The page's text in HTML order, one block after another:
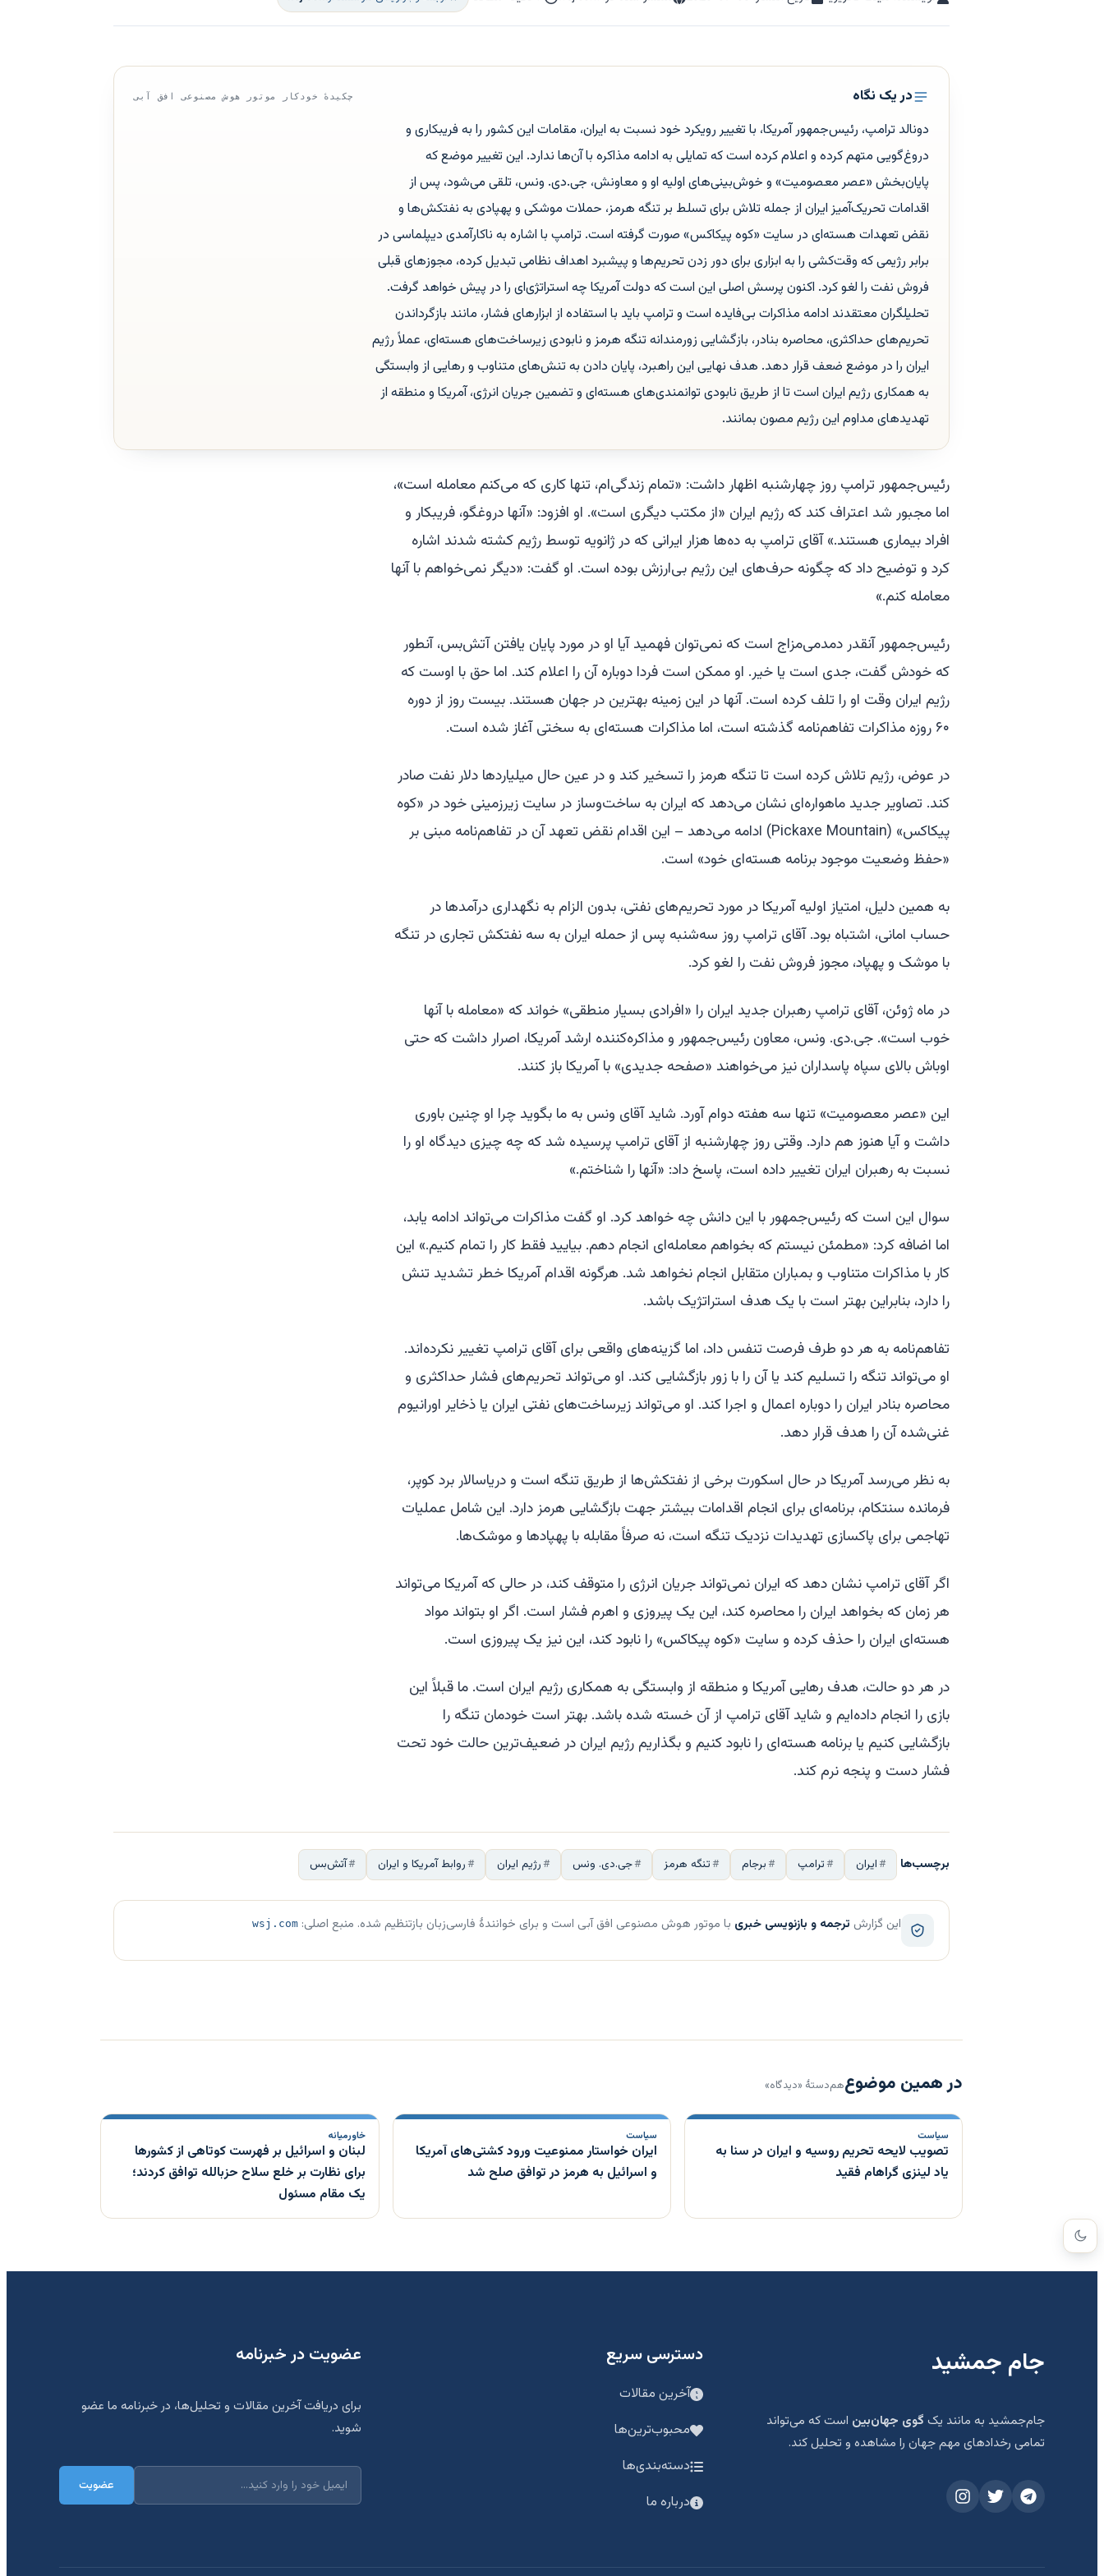
در یک نگاه چکیدهٔ خودکار موتور هوش مصنوعی افق آبی
دونالد ترامپ، رئیس‌جمهور آمریکا، با تغییر رویکرد خود نسبت به ایران، مقامات این کشور را به فریبکاری و
دروغ‌گویی متهم کرده و اعلام کرده است که تمایلی به ادامه مذاکره با آن‌ها ندارد. این تغییر موضع که
پایان‌بخش «عصر معصومیت» و خوش‌بینی‌های اولیه او و معاونش، جی.دی. ونس، تلقی می‌شود، پس از
اقدامات تحریک‌آمیز ایران از جمله تلاش برای تسلط بر تنگه هرمز، حملات موشکی و پهپادی به نفتکش‌ها و
نقض تعهدات هسته‌ای در سایت «کوه پیکاکس» صورت گرفته است. ترامپ با اشاره به ناکارآمدی دیپلماسی در
برابر رژیمی که وقت‌کشی را به ابزاری برای دور زدن تحریم‌ها و پیشبرد اهداف نظامی تبدیل کرده، مجوزهای قبلی
فروش نفت را لغو کرد. اکنون پرسش اصلی این است که دولت آمریکا چه استراتژی‌ای را در پیش خواهد گرفت.
تحلیلگران معتقدند ادامه مذاکرات بی‌فایده است و ترامپ باید با استفاده از ابزارهای فشار، مانند بازگرداندن
تحریم‌های حداکثری، محاصره بنادر، بازگشایی زورمندانه تنگه هرمز و نابودی زیرساخت‌های هسته‌ای، عملاً رژیم
ایران را در موضع ضعف قرار دهد. هدف نهایی این راهبرد، پایان دادن به تنش‌های متناوب و رهایی از وابستگی
به همکاری رژیم ایران است تا از طریق نابودی توانمندی‌های هسته‌ای و تضمین جریان انرژی، آمریکا و منطقه از
تهدیدهای مداوم این رژیم مصون بمانند.
رئیس‌جمهور ترامپ روز چهارشنبه اظهار داشت: «تمام زندگی‌ام، تنها کاری که می‌کنم معامله است»،
اما مجبور شد اعتراف کند که رژیم ایران «از مکتب دیگری است». او افزود: «آنها دروغگو، فریبکار و
افراد بیماری هستند.» آقای ترامپ به ده‌ها هزار ایرانی که در ژانویه توسط رژیم کشته شدند اشاره
کرد و توضیح داد که چگونه حرف‌های این رژیم بی‌ارزش بوده است. او گفت: «دیگر نمی‌خواهم با آنها
معامله کنم.»
رئیس‌جمهور آنقدر دمدمی‌مزاج است که نمی‌توان فهمید آیا او در مورد پایان یافتن آتش‌بس، آنطور
که خودش گفت، جدی است یا خیر. او ممکن است فردا دوباره آن را اعلام کند. اما حق با اوست که
رژیم ایران وقت او را تلف کرده است. آنها در این زمینه بهترین در جهان هستند. بیست روز از دوره
۶۰ روزه مذاکرات تفاهم‌نامه گذشته است، اما مذاکرات هسته‌ای به سختی آغاز شده است.
در عوض، رژیم تلاش کرده است تا تنگه هرمز را تسخیر کند و در عین حال میلیاردها دلار نفت صادر
کند. تصاویر جدید ماهواره‌ای نشان می‌دهد که ایران به ساخت‌وساز در سایت زیرزمینی خود در «کوه
پیکاکس» (Pickaxe Mountain) ادامه می‌دهد – این اقدام نقض تعهد آن در تفاهم‌نامه مبنی بر
«حفظ وضعیت موجود برنامه هسته‌ای خود» است.
به همین دلیل، امتیاز اولیه آمریکا در مورد تحریم‌های نفتی، بدون الزام به نگهداری درآمدها در
حساب امانی، اشتباه بود. آقای ترامپ روز سه‌شنبه پس از حمله ایران به سه نفتکش تجاری در تنگه
با موشک و پهپاد، مجوز فروش نفت را لغو کرد.
در ماه ژوئن، آقای ترامپ رهبران جدید ایران را «افرادی بسیار منطقی» خواند که «معامله با آنها
خوب است». جی.دی. ونس، معاون رئیس‌جمهور و مذاکره‌کننده ارشد آمریکا، اصرار داشت که حتی
اوباش بالای سپاه پاسداران نیز می‌خواهند «صفحه جدیدی» با آمریکا باز کنند.
این «عصر معصومیت» تنها سه هفته دوام آورد. شاید آقای ونس به ما بگوید چرا او چنین باوری
داشت و آیا هنوز هم دارد. وقتی روز چهارشنبه از آقای ترامپ پرسیده شد که چه چیزی دیدگاه او را
نسبت به رهبران ایران تغییر داده است، پاسخ داد: «آنها را شناختم.»
سوال این است که رئیس‌جمهور با این دانش چه خواهد کرد. او گفت مذاکرات می‌تواند ادامه یابد،
اما اضافه کرد: «مطمئن نیستم که بخواهم معامله‌ای انجام دهم. بیایید فقط کار را تمام کنیم.» این
کار با مذاکرات متناوب و بمباران متقابل انجام نخواهد شد. هرگونه اقدام آمریکا خطر تشدید تنش
را دارد، بنابراین بهتر است با یک هدف استراتژیک باشد.
تفاهم‌نامه به هر دو طرف فرصت تنفس داد، اما گزینه‌های واقعی برای آقای ترامپ تغییر نکرده‌اند.
او می‌تواند تنگه را تسلیم کند یا آن را با زور بازگشایی کند. او می‌تواند تحریم‌های فشار حداکثری و
محاصره بنادر ایران را دوباره اعمال و اجرا کند. او می‌تواند زیرساخت‌های نفتی ایران یا ذخایر اورانیوم
غنی‌شده آن را هدف قرار دهد.
به نظر می‌رسد آمریکا در حال اسکورت برخی از نفتکش‌ها از طریق تنگه است و دریاسالار برد کوپر،
فرمانده سنتکام، برنامه‌ای برای انجام اقدامات بیشتر جهت بازگشایی هرمز دارد. این شامل عملیات
تهاجمی برای پاکسازی تهدیدات نزدیک تنگه است، نه صرفاً مقابله با پهپادها و موشک‌ها.
اگر آقای ترامپ نشان دهد که ایران نمی‌تواند جریان انرژی را متوقف کند، در حالی که آمریکا می‌تواند
هر زمان که بخواهد ایران را محاصره کند، این یک پیروزی و اهرم فشار است. اگر او بتواند مواد
هسته‌ای ایران را حذف کرده و سایت «کوه پیکاکس» را نابود کند، این نیز یک پیروزی است.
در هر دو حالت، هدف رهایی آمریکا و منطقه از وابستگی به همکاری رژیم ایران است. ما قبلاً این
بازی را انجام داده‌ایم و شاید آقای ترامپ از آن خسته شده باشد. بهتر است خودمان تنگه را
بازگشایی کنیم یا برنامه هسته‌ای را نابود کنیم و بگذاریم رژیم ایران در ضعیف‌ترین حالت خود تحت
فشار دست و پنجه نرم کند.
برچسب‌ها ایران ترامپ برجام تنگه هرمز جی.دی. ونس رژیم ایران روابط آمریکا و ایران آتش‌بس
این گزارش ترجمه و بازنویسی خبری با موتور هوش مصنوعی افق آبی است و برای خوانندهٔ فارسی‌زبان بازتنظیم شده. منبع اصلی: wsj.com
در همین موضوعهم‌دستهٔ «دیدگاه»
سیاست
تصویب لایحه تحریم روسیه و ایران در سنا به
یاد لینزی گراهام فقید
سیاست
ایران خواستار ممنوعیت ورود کشتی‌های آمریکا
و اسرائیل به هرمز در توافق صلح شد
خاورمیانه
لبنان و اسرائیل بر فهرست کوتاهی از کشورها
برای نظارت بر خلع سلاح حزبالله توافق کردند؛
یک مقام مسئول
جام جمشید
جام‌جمشید به مانند یک گوی جهان‌بین است که می‌تواند
تمامی رخدادهای مهم جهان را مشاهده و تحلیل کند.
دسترسی سریع
آخرین مقالات
محبوب‌ترین‌ها
دسته‌بندی‌ها
درباره ما
عضویت در خبرنامه
برای دریافت آخرین مقالات و تحلیل‌ها، در خبرنامه ما عضو
شوید.
عضویت